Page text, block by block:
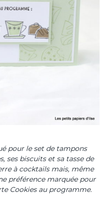
pour le set de tampons
ses biscuits et sa tasse de
à cocktails mais, même
préférence marquée pour
Cookies au programme.